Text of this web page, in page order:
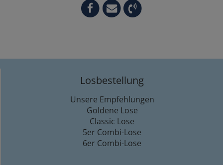
Losbestellung
Unsere Empfehlungen
Goldene Lose
Classic Lose
5er Combi-Lose
6er Combi-Lose